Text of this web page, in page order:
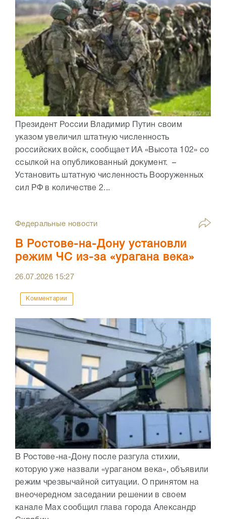
Президент России Владимир Путин своим
указом увеличил штатную численность
российских войск, сообщает ИА «Высота 102» со
ссылкой на опубликованный документ. –
Установить штатную численность Вооруженных
сил РФ в количестве 2...
Федеральные новости
В Ростове-на-Дону установли
режим ЧС из-за «урагана века»
26.07.2026 15:27
Комментарии
В Ростове-на-Дону после разгула стихии,
которую уже назвали «ураганом века», объявили
режим чрезвычайной ситуации. О принятом на
внеочередном заседании решении в своем
канале Max сообщил глава города Александр